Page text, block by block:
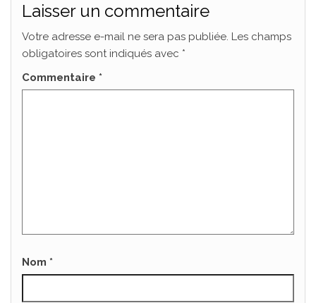
Laisser un commentaire
Votre adresse e-mail ne sera pas publiée. Les champs
obligatoires sont indiqués avec *
Commentaire *
Nom *